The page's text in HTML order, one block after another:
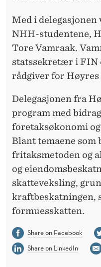
Med i delegasjonen
NHH-studentene,
Tore Vamraak.
statssekretær i FIN
rådgiver for
Delegasjonen fra
program med
foretaksøkonomi
Blant temaene som
fritaksmetoden og
og
skatteveksling,
kraftbeskatningen,
formuesskatten.
Share on Facebook
Share on LinkedIn